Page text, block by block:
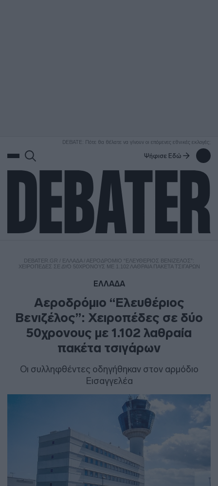
DEBATE: Πότε θα θέλατε να γίνουν οι επόμενες εθνικές εκλογές;
Ψήφισε Εδώ
DEBATER.GR / ΕΛΛΑΔΑ/ ΑΕΡΟΔΡΌΜΙΟ “ΕΛΕΥΘΈΡΙΟΣ ΒΕΝΙΖΈΛΟΣ”:
ΧΕΙΡΟΠΈΔΕΣ ΣΕ ΔΎΟ 50ΧΡΟΝΟΥΣ ΜΕ 1.102 ΛΑΘΡΑΊΑ ΠΑΚΈΤΑ ΤΣΙΓΆΡΩΝ
ΕΛΛΑΔΑ
Αεροδρόμιο “Ελευθέριος
Βενιζέλος”: Χειροπέδες σε δύο
50χρονους με 1.102 λαθραία
πακέτα τσιγάρων
Οι συλληφθέντες οδηγήθηκαν στον αρμόδιο
Εισαγγελέα